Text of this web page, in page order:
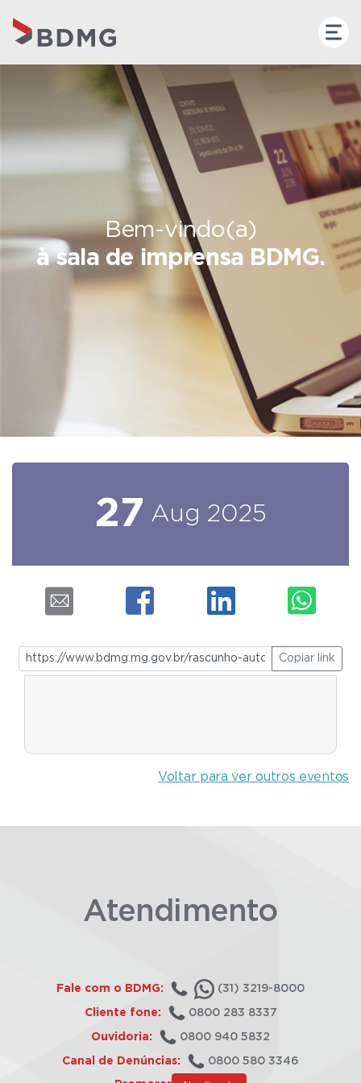
Bem-vindo(a)
à sala de imprensa BDMG.
27 Aug 2025
Copiar link
Voltar para ver outros eventos
Atendimento
Fale com o BDMG: (31) 3219-8000
Cliente fone: 0800 283 8337
Ouvidoria: 0800 940 5832
Canal de Denúncias: 0800 580 3346